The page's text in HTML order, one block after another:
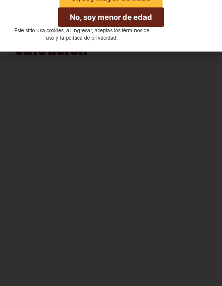
Ubicación
No, soy menor de edad
Este sitio usa cookies; al ingresar, aceptas los términos de
uso y la política de privacidad.